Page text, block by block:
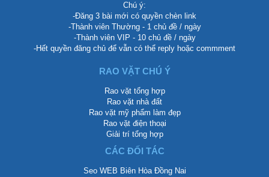
Chú ý:
-Đăng 3 bài mới có quyền chèn link
-Thành viên Thường - 1 chủ đề / ngày
-Thành viên VIP - 10 chủ đề / ngày
-Hết quyền đăng chủ để vẫn có thể reply hoặc commment
RAO VẶT CHÚ Ý
Rao vặt tổng hợp
Rao vặt nhà đất
Rao vặt mỹ phẩm làm đẹp
Rao vặt điện thoại
Giải trí tổng hợp
CÁC ĐỐI TÁC
Seo WEB Biên Hòa Đồng Nai